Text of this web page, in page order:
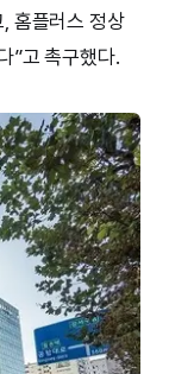
홈플러스 정상
”고 촉구했다.